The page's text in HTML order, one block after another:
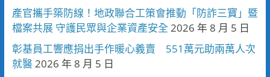
產官攜手築防線！地政聯合工策會推動「防詐三寶」暨
檔案共展 守護民眾與企業資產安全 2026 年 8 月 5 日
彰基員工響應捐出手作暖心義賣 551萬元助兩萬人次
就醫2026 年 8 月 5 日